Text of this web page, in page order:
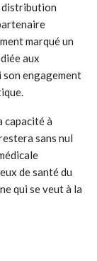
distribution
marqué un
aux
engagement
capacité à
sans nul
de santé du
qui se veut à la